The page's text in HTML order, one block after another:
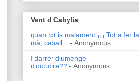
Vent d Cabylia
quan tot is malament ¡¡¡ Tot a fer la
mà, caball...
- Anonymous
I darrer diumenge
d'octubre?? - Anonymous